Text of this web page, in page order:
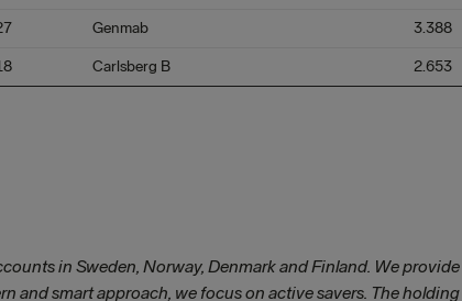
Genmab 3.388
Carlsberg B 2.653
in Sweden, Norway, Denmark and Finland. We provide
and smart approach, we focus on active savers. The holding